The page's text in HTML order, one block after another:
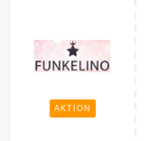
AKTION